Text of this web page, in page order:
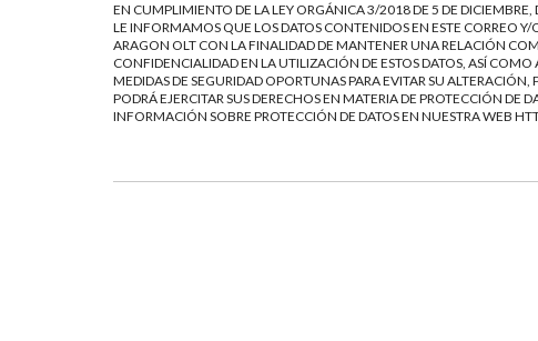
EN CUMPLIMIENTO DE LA LEY ORGÁNICA 3/2018 DE 5 DE DICIEMBRE,
LE INFORMAMOS QUE LOS DATOS CONTENIDOS EN ESTE CORREO
ARAGON OLT CON LA FINALIDAD DE MANTENER UNA RELACIÓN
CONFIDENCIALIDAD EN LA UTILIZACIÓN DE ESTOS DATOS, ASÍ
MEDIDAS DE SEGURIDAD OPORTUNAS PARA EVITAR SU
PODRÁ EJERCITAR SUS DERECHOS EN MATERIA DE PROTECCIÓN DE
INFORMACIÓN SOBRE PROTECCIÓN DE DATOS EN NUESTRA WEB